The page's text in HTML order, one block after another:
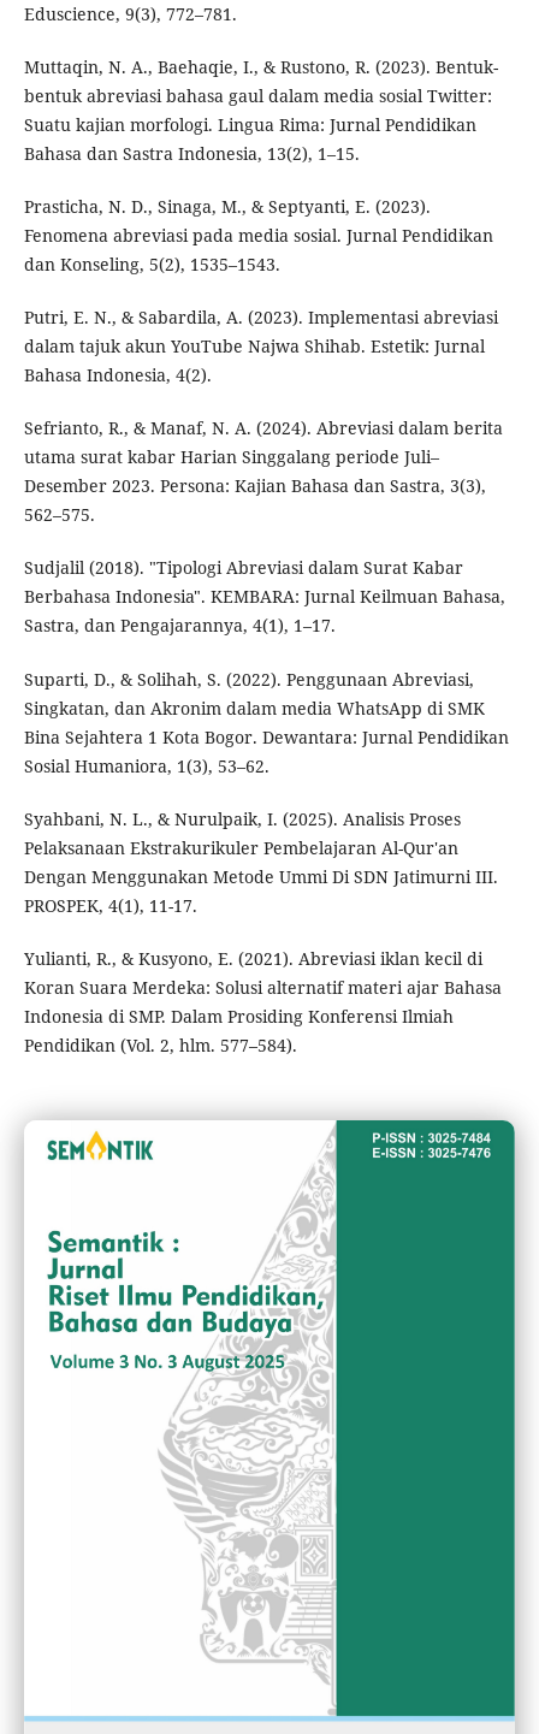
Eduscience, 9(3), 772–781.
Muttaqin, N. A., Baehaqie, I., & Rustono, R. (2023). Bentuk-
bentuk abreviasi bahasa gaul dalam media sosial Twitter:
Suatu kajian morfologi. Lingua Rima: Jurnal Pendidikan
Bahasa dan Sastra Indonesia, 13(2), 1–15.
Prasticha, N. D., Sinaga, M., & Septyanti, E. (2023).
Fenomena abreviasi pada media sosial. Jurnal Pendidikan
dan Konseling, 5(2), 1535–1543.
Putri, E. N., & Sabardila, A. (2023). Implementasi abreviasi
dalam tajuk akun YouTube Najwa Shihab. Estetik: Jurnal
Bahasa Indonesia, 4(2).
Sefrianto, R., & Manaf, N. A. (2024). Abreviasi dalam berita
utama surat kabar Harian Singgalang periode Juli–
Desember 2023. Persona: Kajian Bahasa dan Sastra, 3(3),
562–575.
Sudjalil (2018). "Tipologi Abreviasi dalam Surat Kabar
Berbahasa Indonesia". KEMBARA: Jurnal Keilmuan Bahasa,
Sastra, dan Pengajarannya, 4(1), 1–17.
Suparti, D., & Solihah, S. (2022). Penggunaan Abreviasi,
Singkatan, dan Akronim dalam media WhatsApp di SMK
Bina Sejahtera 1 Kota Bogor. Dewantara: Jurnal Pendidikan
Sosial Humaniora, 1(3), 53–62.
Syahbani, N. L., & Nurulpaik, I. (2025). Analisis Proses
Pelaksanaan Ekstrakurikuler Pembelajaran Al-Qur'an
Dengan Menggunakan Metode Ummi Di SDN Jatimurni III.
PROSPEK, 4(1), 11-17.
Yulianti, R., & Kusyono, E. (2021). Abreviasi iklan kecil di
Koran Suara Merdeka: Solusi alternatif materi ajar Bahasa
Indonesia di SMP. Dalam Prosiding Konferensi Ilmiah
Pendidikan (Vol. 2, hlm. 577–584).